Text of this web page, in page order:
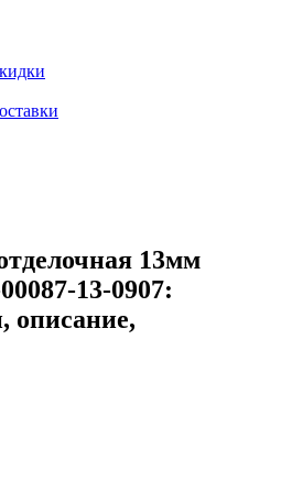
13мм
13-0907:
описание,